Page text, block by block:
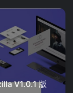
V1.0.1 版